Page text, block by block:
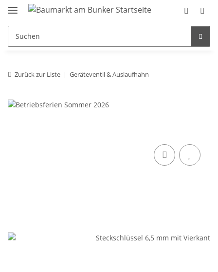
Zurück zur Liste Geräteventil & Auslaufhahn